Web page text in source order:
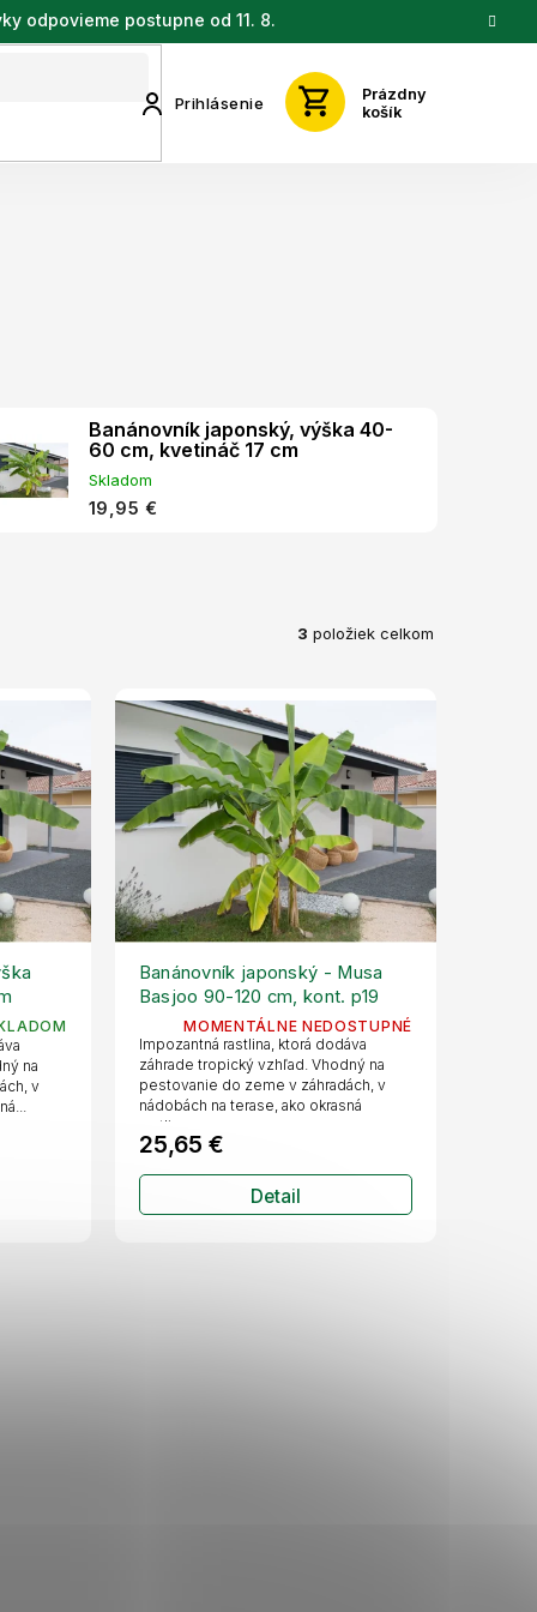
odpovieme postupne od 11. 8.
Prihlásenie
Prázdny
košík
Banánovník japonský, výška 40-
60 cm, kvetináč 17 cm
Skladom
19,95 €
3 položiek celkom
na
v
Banánovník japonský - Musa
Basjoo 90-120 cm, kont. p19
MOMENTÁLNE NEDOSTUPNÉ
25,65 €
Detail
Impozantná rastlina, ktorá dodáva
záhrade tropický vzhľad. Vhodný na
pestovanie do zeme v záhradách, v
nádobách na terase, ako okrasná
rastlina.